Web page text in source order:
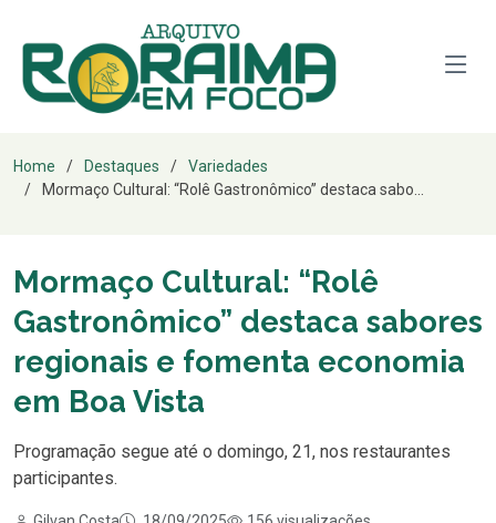
Home Destaques
Variedades
Mormaço Cultural: “Rolê Gastronômico” destaca sabo...
Mormaço Cultural: “Rolê
Gastronômico” destaca sabores
regionais e fomenta economia
em Boa Vista
Programação segue até o domingo, 21, nos restaurantes
participantes.